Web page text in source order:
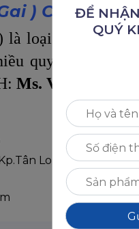
) Châu Âu
là loại gỗ được
quy cách 4/4″-
Ms. Vy
Long, P. Tân
ĐỂ
QUÝ